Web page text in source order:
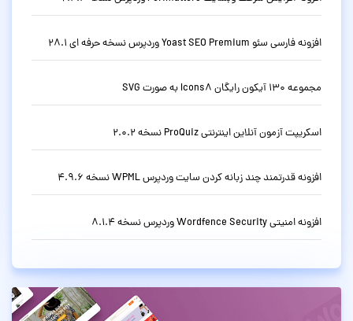
افزونه فارسی سئو Yoast SEO Premium وردپرس نسخه حرفه ای 28.1
مجموعه 130 آیکون رایگان Icons8 به صورت SVG
اسکریپت آزمون آنلاین اینترنتی ProQuiz نسخه 2.0.2
افزونه قدرتمند چند زبانه کردن سایت وردپرس WPML نسخه 4.9.6
افزونه امنیتی Wordfence Security وردپرس نسخه 8.1.4